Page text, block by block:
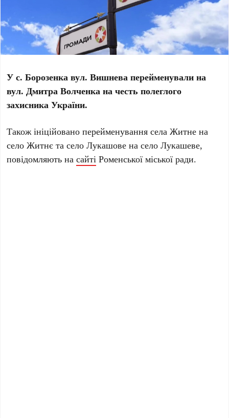
У с. Борозенка вул. Вишнева перейменували на
вул. Дмитра Волченка на честь полеглого
захисника України.
Також ініційовано перейменування села Житне на
село Житнє та село Лукашове на село Лукашеве,
повідомляють насайті Роменської міської ради.